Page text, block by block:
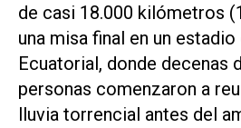
de casi 18.000 kilómetros
una ​misa final en ⁠un estadio
Ecuatorial, donde decenas
personas comenzaron a
⁠lluvia torrencial antes del